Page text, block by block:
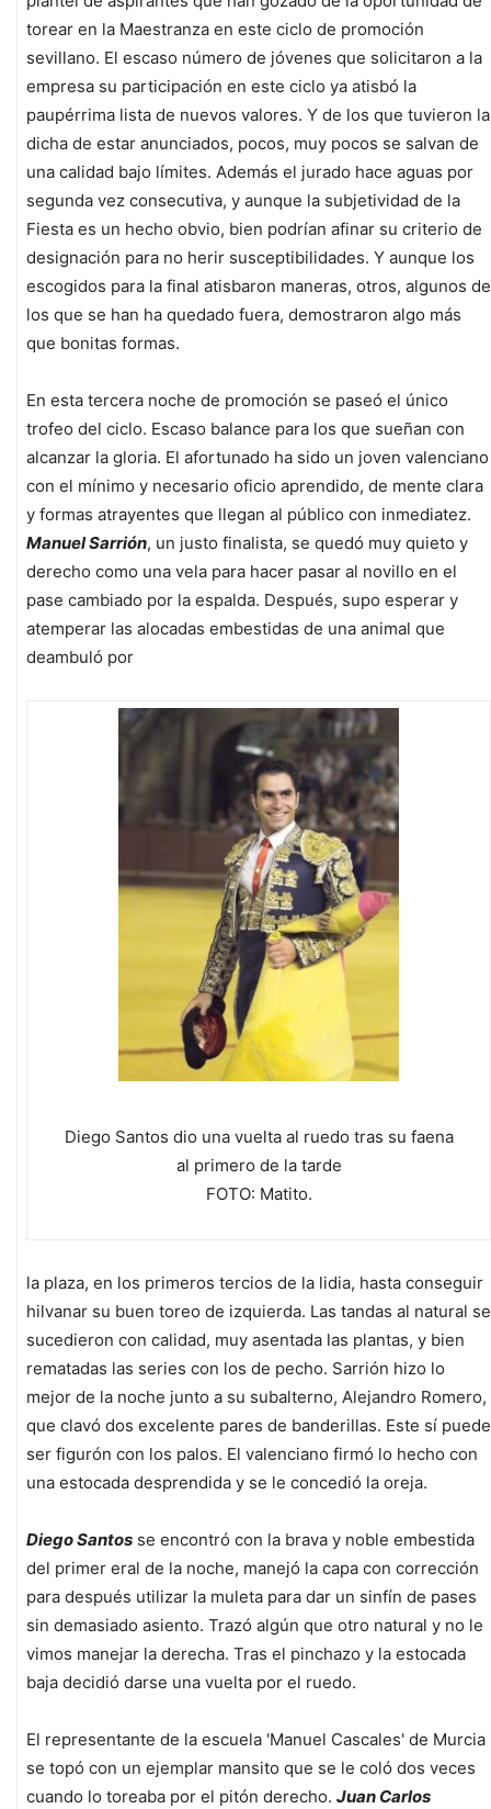
torear en la Maestranza en este ciclo de promoción
sevillano. El escaso número de jóvenes que solicitaron a la
empresa su participación en este ciclo ya atisbó la
paupérrima lista de nuevos valores. Y de los que tuvieron la
dicha de estar anunciados, pocos, muy pocos se salvan de
una calidad bajo límites. Además el jurado hace aguas por
segunda vez consecutiva, y aunque la subjetividad de la
Fiesta es un hecho obvio, bien podrían afinar su criterio de
designación para no herir susceptibilidades. Y aunque los
escogidos para la final atisbaron maneras, otros, algunos de
los que se han ha quedado fuera, demostraron algo más
que bonitas formas.
En esta tercera noche de promoción se paseó el único
trofeo del ciclo. Escaso balance para los que sueñan con
alcanzar la gloria. El afortunado ha sido un joven valenciano
con el mínimo y necesario oficio aprendido, de mente clara
y formas atrayentes que llegan al público con inmediatez.
Manuel Sarrión, un justo finalista, se quedó muy quieto y
derecho como una vela para hacer pasar al novillo en el
pase cambiado por la espalda. Después, supo esperar y
atemperar las alocadas embestidas de una animal que
deambuló por
Diego Santos dio una vuelta al ruedo tras su faena
al primero de la tarde
FOTO: Matito.
la plaza, en los primeros tercios de la lidia, hasta conseguir
hilvanar su buen toreo de izquierda. Las tandas al natural se
sucedieron con calidad, muy asentada las plantas, y bien
rematadas las series con los de pecho. Sarrión hizo lo
mejor de la noche junto a su subalterno, Alejandro Romero,
que clavó dos excelente pares de banderillas. Este sí puede
ser figurón con los palos. El valenciano firmó lo hecho con
una estocada desprendida y se le concedió la oreja.
Diego Santos se encontró con la brava y noble embestida
del primer eral de la noche, manejó la capa con corrección
para después utilizar la muleta para dar un sinfín de pases
sin demasiado asiento. Trazó algún que otro natural y no le
vimos manejar la derecha. Tras el pinchazo y la estocada
baja decidió darse una vuelta por el ruedo.
El representante de la escuela 'Manuel Cascales' de Murcia
se topó con un ejemplar mansito que se le coló dos veces
cuando lo toreaba por el pitón derecho. Juan Carlos